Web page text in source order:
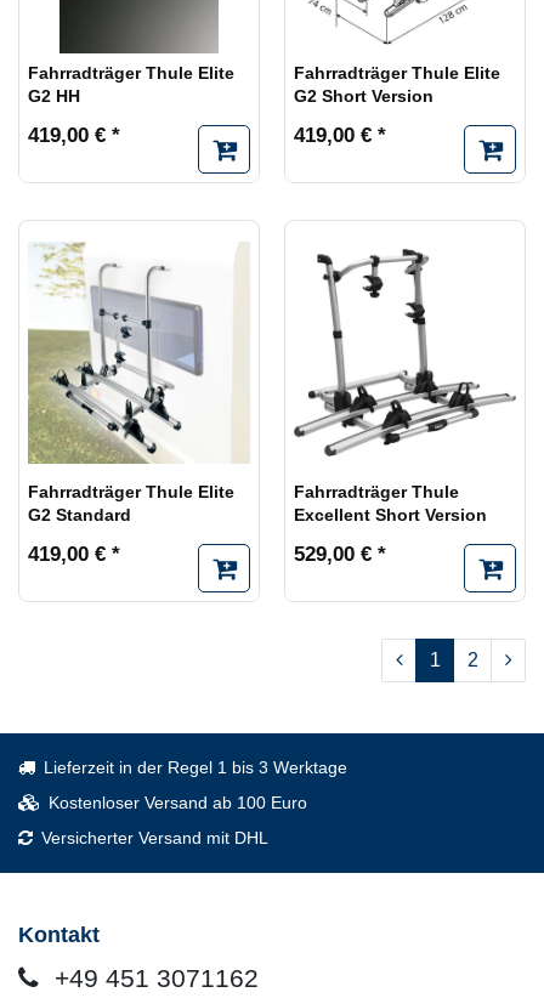
Fahrradträger Thule Elite
G2 HH
419,00 € *
Fahrradträger Thule Elite
G2 Short Version
419,00 € *
Fahrradträger Thule Elite
G2 Standard
419,00 € *
Fahrradträger Thule
Excellent Short Version
529,00 € *
1 2
Lieferzeit in der Regel 1 bis 3 Werktage
Kostenloser Versand ab 100 Euro
Versicherter Versand mit DHL
Kontakt
+49 451 3071162